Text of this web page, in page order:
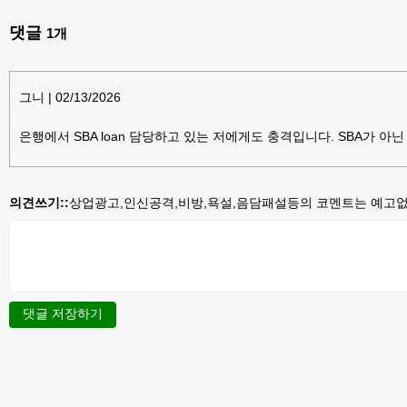
댓글 1개
그니 | 02/13/2026
은행에서 SBA loan 담당하고 있는 저에게도 충격입니다. SBA가 아
의견쓰기::상업광고,인신공격,비방,욕설,음담패설등의 코멘트는 예고
댓글 저장하기